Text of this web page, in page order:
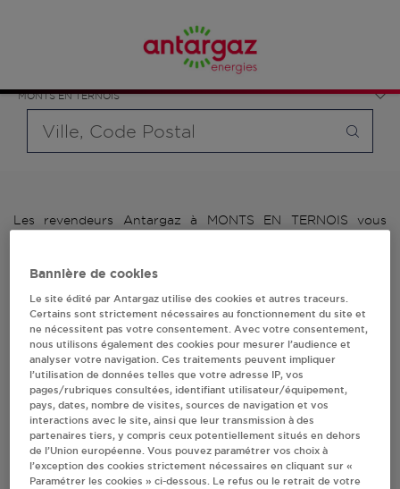
MONTS EN TERNOIS
bouteille souhaité et le type de point de vente (revendeur /
distributeur automatique de bouteilles de gaz ou station GPL
carburant)
Les revendeurs Antargaz à MONTS EN TERNOIS vous
des revendeurs Antargaz à MONTS EN TERNOIS, l'adresse,
distributeurs de bouteilles de gaz.
1 revendeur(s) Antargaz
à MONTS EN TERNOIS
Villes
Bannière de cookies
Le site édité par Antargaz utilise des cookies et autres traceurs.
Certains sont strictement nécessaires au fonctionnement du site et
ne nécessitent pas votre consentement. Avec votre consentement,
nous utilisons également des cookies pour mesurer l’audience et
analyser votre navigation. Ces traitements peuvent impliquer
l’utilisation de données telles que votre adresse IP, vos
pages/rubriques consultées, identifiant utilisateur/équipement,
pays, dates, nombre de visites, sources de navigation et vos
interactions avec le site, ainsi que leur transmission à des
partenaires tiers, y compris ceux potentiellement situés en dehors
de l’Union européenne. Vous pouvez paramétrer vos choix à
l’exception des cookies strictement nécessaires en cliquant sur «
Paramétrer les cookies » ci-dessous. Le refus ou le retrait de votre